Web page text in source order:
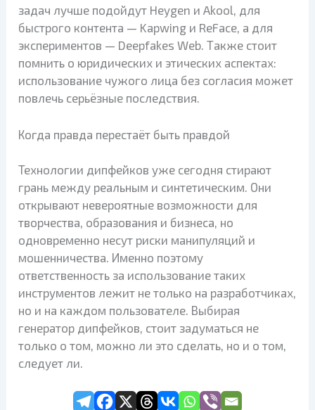
задач лучше подойдут Heygen и Akool, для
быстрого контента — Kapwing и ReFace, а для
экспериментов — Deepfakes Web. Также стоит
помнить о юридических и этических аспектах:
использование чужого лица без согласия может
повлечь серьёзные последствия.
Когда правда перестаёт быть правдой
Технологии дипфейков уже сегодня стирают
грань между реальным и синтетическим. Они
открывают невероятные возможности для
творчества, образования и бизнеса, но
одновременно несут риски манипуляций и
мошенничества. Именно поэтому
ответственность за использование таких
инструментов лежит не только на разработчиках,
но и на каждом пользователе. Выбирая
генератор дипфейков, стоит задуматься не
только о том, можно ли это сделать, но и о том,
следует ли.